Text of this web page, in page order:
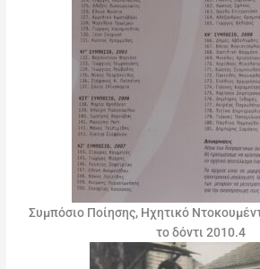
Συμπόσιο Ποίησης, Ηχητικό
το δόντι 2010.4